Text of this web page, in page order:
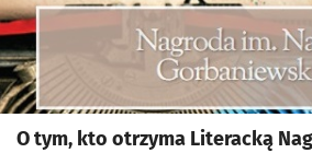
O tym, kto otrzyma Literacką